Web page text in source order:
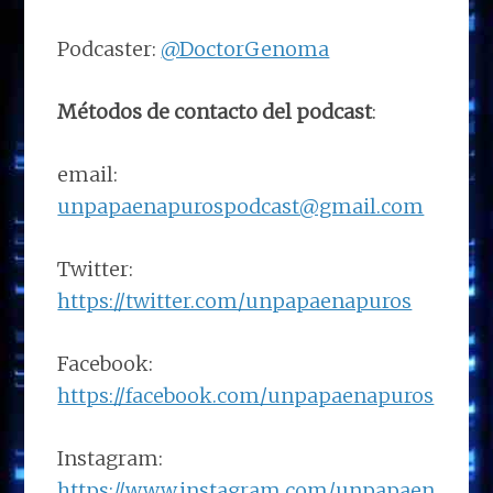
Podcaster: @DoctorGenoma
Métodos de contacto del podcast:
email:
unpapaenapurospodcast@gmail.com
Twitter:
https://twitter.com/unpapaenapuros
Facebook:
https://facebook.com/unpapaenapuros
Instagram: